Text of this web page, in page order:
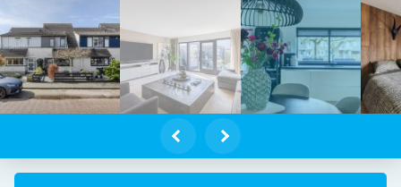
– Else Mauhsstraat 19, 1507